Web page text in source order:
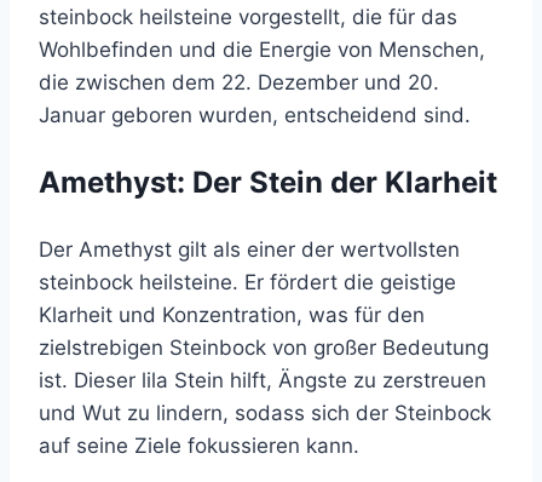
steinbock heilsteine vorgestellt, die für das
Wohlbefinden und die Energie von Menschen,
die zwischen dem 22. Dezember und 20.
Januar geboren wurden, entscheidend sind.
Amethyst: Der Stein der Klarheit
Der Amethyst gilt als einer der wertvollsten
steinbock heilsteine. Er fördert die geistige
Klarheit und Konzentration, was für den
zielstrebigen Steinbock von großer Bedeutung
ist. Dieser lila Stein hilft, Ängste zu zerstreuen
und Wut zu lindern, sodass sich der Steinbock
auf seine Ziele fokussieren kann.